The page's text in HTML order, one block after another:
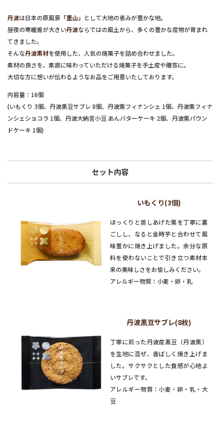
丹波は日本の原風景 「里山」 として大地の恵みが豊かな地。
昼夜の寒暖差が大きい丹波ならではの風土から、多くの豊かな産物が育まれ
てきました。
そんな丹波素材を使用した、人気の焼菓子を詰め合わせました。
素材の良さを、素直に味わっていただける焼菓子を手土産や贈答に。
大切な方に想いが伝わるようなお品をご用意いたしております。
内容量：16個
(いもくり 3個、丹波黒豆サブレ 8個、丹波栗フィナンシェ 1個、丹波栗フィナ
ンシェショコラ 1個、丹波大納言小豆 あんバターケーキ 2個、丹波栗パウン
ドケーキ 1個)
セット内容
いもくり(3個)
ほっくりと蒸しあげた栗を丁寧に裏
ごしし、なると金時芋と合わせて風
味豊かに焼き上げました。余分な原
料を使わないことで引き立つ素材本
来の美味しさをお愉しみください。
アレルギー物質：小麦・卵・乳
丹波黒豆サブレ(8枚)
丁寧に煎った丹波産黒豆（丹波黒）
を生地に混ぜ、香ばしく焼き上げま
した。サクサクとした食感が心地よ
いサブレです。
アレルギー物質：小麦・卵・乳・大
豆